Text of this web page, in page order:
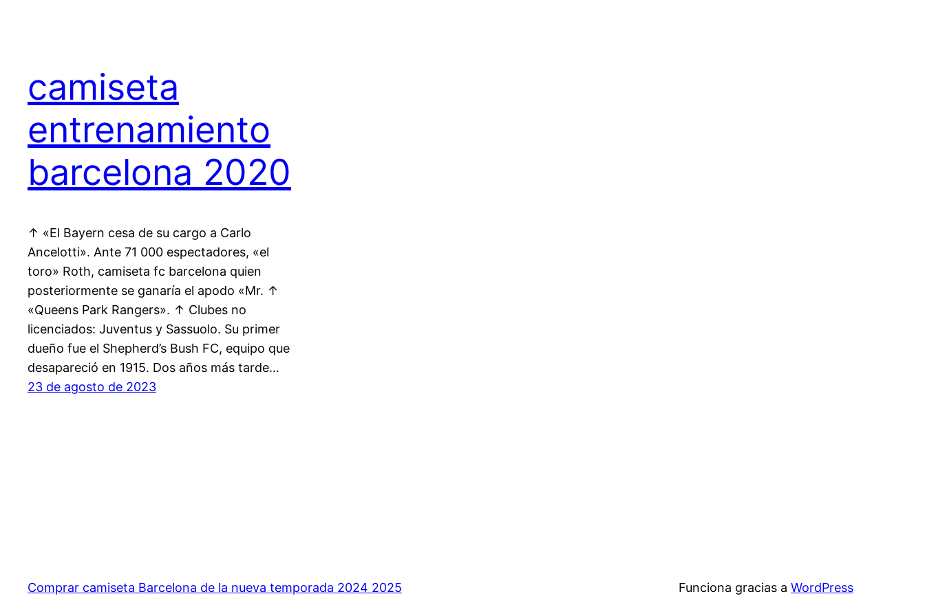
camiseta
entrenamiento
barcelona 2020
↑ «El Bayern cesa de su cargo a Carlo
Ancelotti». Ante 71 000 espectadores, «el
toro» Roth, camiseta fc barcelona quien
posteriormente se ganaría el apodo «Mr. ↑
«Queens Park Rangers». ↑ Clubes no
licenciados: Juventus y Sassuolo. Su primer
dueño fue el Shepherd’s Bush FC, equipo que
desapareció en 1915. Dos años más tarde…
23 de agosto de 2023
Comprar camiseta Barcelona de la nueva temporada 2024 2025 Funciona gracias a WordPress